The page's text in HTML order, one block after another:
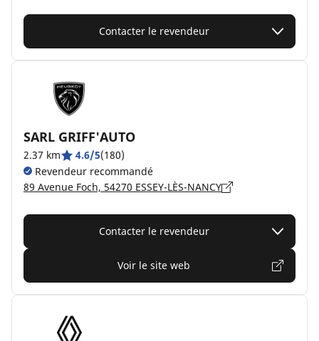
Contacter le revendeur
SARL GRIFF'AUTO
2.37 km 4.6/5(180)
Revendeur recommandé
89 Avenue Foch, 54270 ESSEY-LÈS-NANCY
Contacter le revendeur
Voir le site web